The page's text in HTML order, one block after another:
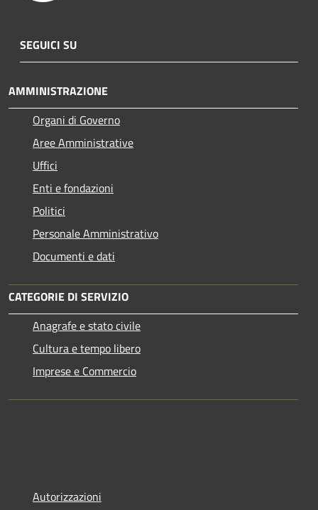
SEGUICI SU
AMMINISTRAZIONE
Organi di Governo
Aree Amministrative
Uffici
Enti e fondazioni
Politici
Personale Amministrativo
Documenti e dati
CATEGORIE DI SERVIZIO
Anagrafe e stato civile
Cultura e tempo libero
Imprese e Commercio
Autorizzazioni